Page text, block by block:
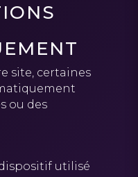
site, certaines
ou des
utilisé